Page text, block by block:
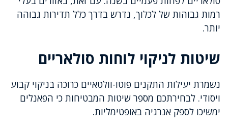
רמות גבוהות של לכלוך, נדרש בדרך כלל תדירות גבוהה
יותר.
שיטות לניקוי לוחות סולאריים
נשמרת יעילות התקנים פוטו-וולטאיים כרוכה בניקוי קבוע
ויסודי. לבחירתכם מספר שיטות המבטיחות כי הפאנלים
ימשיכו לספק אנרגיה באופטימליות.